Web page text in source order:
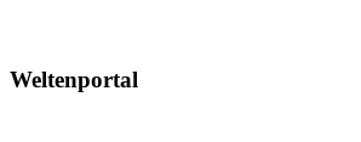
Weltenportal